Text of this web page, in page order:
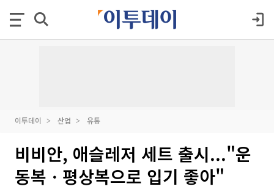
이투데이 산업 유통
비비안, 애슬레저 세트 출시..."운
동복ㆍ평상복으로 입기 좋아"